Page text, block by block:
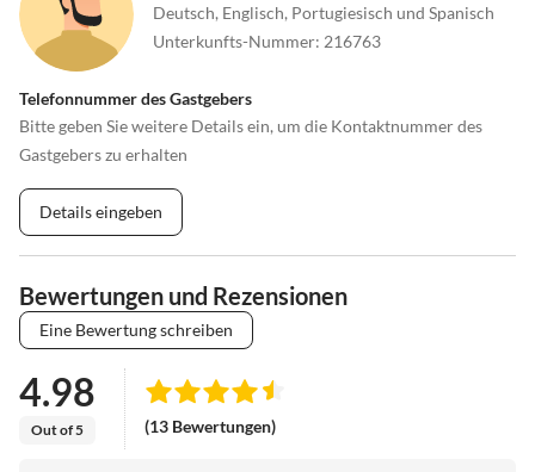
Deutsch, Englisch, Portugiesisch und Spanisch
Unterkunfts-Nummer: 216763
Telefonnummer des Gastgebers
Bitte geben Sie weitere Details ein, um die Kontaktnummer des
Gastgebers zu erhalten
Details eingeben
Bewertungen und Rezensionen
Eine Bewertung schreiben
4.98
Out of 5 (13 Bewertungen)